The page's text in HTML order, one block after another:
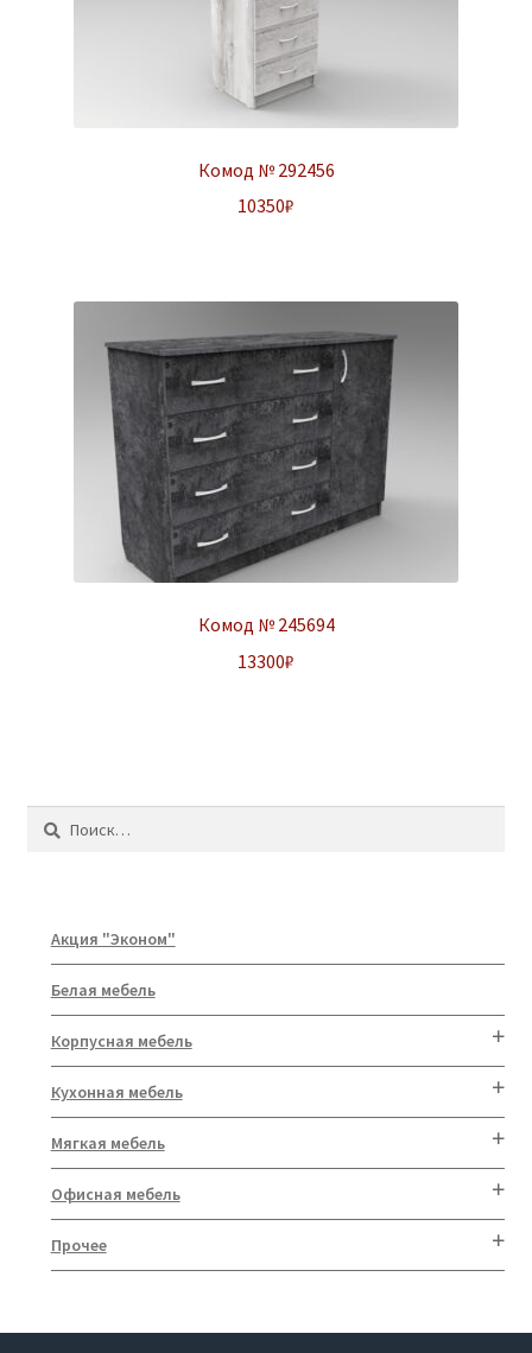
Комод № 292456
10350₽
Комод № 245694
13300₽
Найти:
Акция "Эконом"
Белая мебель
Корпусная мебель
Кухонная мебель
Мягкая мебель
Офисная мебель
Прочее